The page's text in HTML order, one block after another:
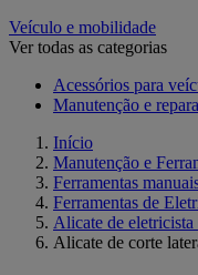
Veículo e mobilidade
Ver todas as categorias
Acessórios para
Manutenção e
Início
Manutenção e
Ferramentas
Ferramentas de
Alicate de eletricista
Alicate de corte